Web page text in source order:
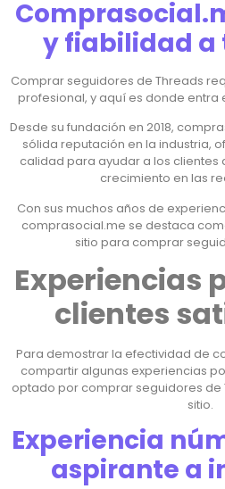
y fiabilidad a
Comprar seguidores de Threads
profesional, y aquí es donde
Desde su fundación en 2018,
sólida reputación en la industria,
calidad para ayudar a los clientes
crecimiento en las
Con sus muchos años de
comprasocial.me se destaca
sitio para comprar
Experiencias
clientes
Para demostrar la efectividad de
compartir algunas experiencias
optado por comprar seguidores de
sitio.
Experiencia
aspirante a